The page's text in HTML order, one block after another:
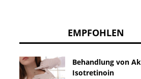
EMPFOHLEN
Behandlung von
Isotretinoin